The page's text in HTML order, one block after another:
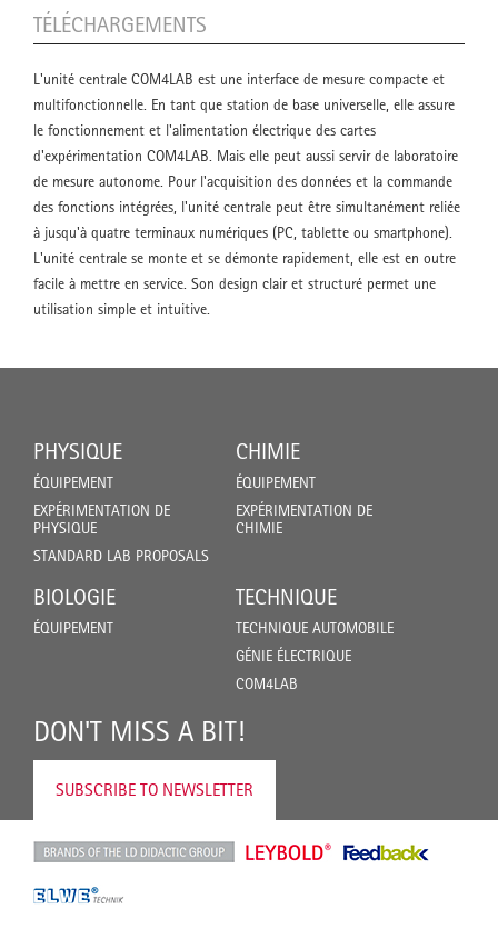
TÉLÉCHARGEMENTS
L'unité centrale COM4LAB est une interface de mesure compacte et
multifonctionnelle. En tant que station de base universelle, elle assure
le fonctionnement et l'alimentation électrique des cartes
d'expérimentation COM4LAB. Mais elle peut aussi servir de laboratoire
de mesure autonome. Pour l'acquisition des données et la commande
des fonctions intégrées, l'unité centrale peut être simultanément reliée
à jusqu'à quatre terminaux numériques (PC, tablette ou smartphone).
L'unité centrale se monte et se démonte rapidement, elle est en outre
facile à mettre en service. Son design clair et structuré permet une
utilisation simple et intuitive.
PHYSIQUE
ÉQUIPEMENT
EXPÉRIMENTATION DE
PHYSIQUE
STANDARD LAB PROPOSALS
CHIMIE
ÉQUIPEMENT
EXPÉRIMENTATION DE
CHIMIE
BIOLOGIE
ÉQUIPEMENT
TECHNIQUE
TECHNIQUE AUTOMOBILE
GÉNIE ÉLECTRIQUE
COM4LAB
DON'T MISS A BIT!
SUBSCRIBE TO NEWSLETTER